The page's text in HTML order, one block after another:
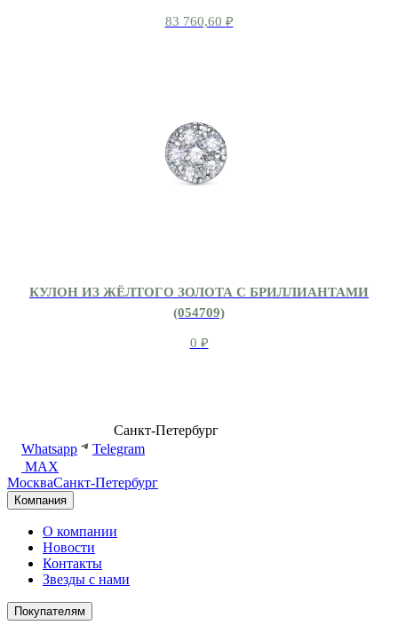
83 760,60 ₽
КУЛОН ИЗ ЖЁЛТОГО ЗОЛОТА С БРИЛЛИАНТАМИ
(054709)
0 ₽
Санкт-Петербург
Whatsapp
Telegram
MAX
МоскваСанкт-Петербург
Компания
О компании
Новости
Контакты
Звезды с нами
Покупателям